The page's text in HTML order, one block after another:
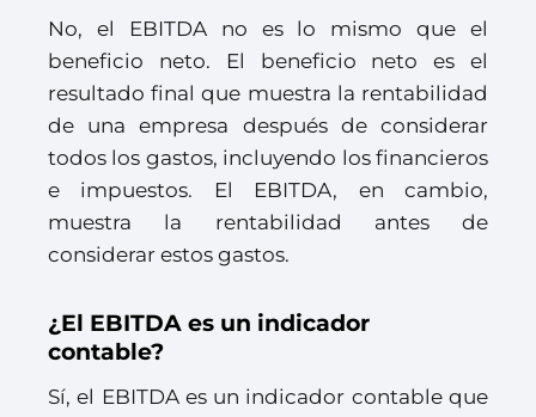
No, el EBITDA no es lo mismo que el
beneficio neto. El beneficio neto es el
resultado final que muestra la rentabilidad
de una empresa después de considerar
todos los gastos, incluyendo los financieros
e impuestos. El EBITDA, en cambio,
muestra la rentabilidad antes de
considerar estos gastos.
¿El EBITDA es un indicador
contable?
Sí, el EBITDA es un indicador contable que